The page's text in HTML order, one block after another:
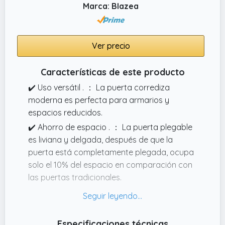
Marca: Blazea
Ver precio
Características de este producto
✔️ Uso versátil . ： La puerta corrediza
moderna es perfecta para armarios y
espacios reducidos.
✔️ Ahorro de espacio . ： La puerta plegable
es liviana y delgada, después de que la
puerta está completamente plegada, ocupa
solo el 10% del espacio en comparación con
las puertas tradicionales.
✔️ Divide espacios de manera efectiva . ：